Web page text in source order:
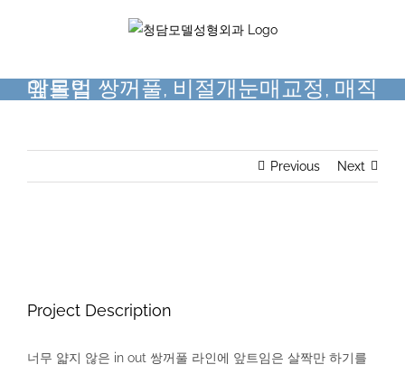
매몰법 쌍꺼풀, 비절개눈매교정, 매직앞트임
Previous Next
Project Description
너무 얇지 않은 in out 쌍꺼풀 라인에 앞트임은 살짝만 하기를